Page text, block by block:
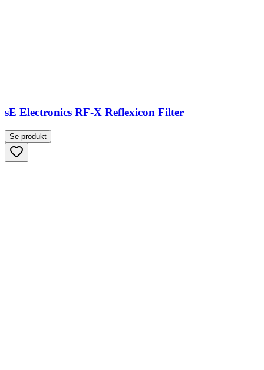
sE Electronics RF-X Reflexicon Filter
Se produkt